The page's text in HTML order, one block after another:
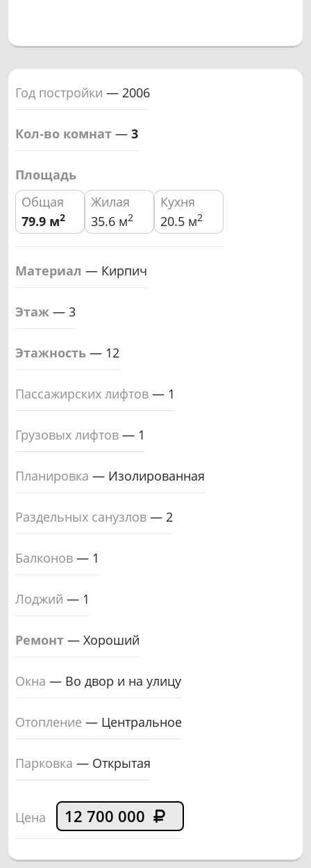
Год постройки — 2006
Кол-во комнат — 3
Площадь
Общая
Жилая
Кухня
79.9 м2 35.6 м2 20.5 м2
Материал — Кирпич
Этаж — 3
Этажность — 12
Пассажирских лифтов — 1
Грузовых лифтов — 1
Планировка — Изолированная
Раздельных санузлов — 2
Балконов — 1
Лоджий — 1
Ремонт — Хороший
Окна — Во двор и на улицу
Отопление — Центральное
Парковка — Открытая
Цена 12 700 000